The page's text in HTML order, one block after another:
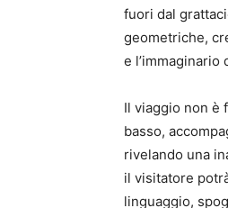
fuori dal
geometriche,
e l’immaginario
Il viaggio non è
basso,
rivelando una
il visitatore
linguaggio,